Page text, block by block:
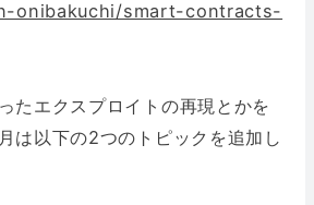
onibakuchi/smart-contracts-
たエクスプロイトの再現とかを
は以下の2つのトピックを追加し